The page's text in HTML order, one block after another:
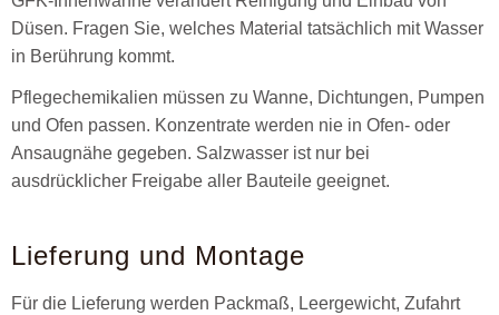
Düsen. Fragen Sie, welches Material tatsächlich mit Wasser
in Berührung kommt.
Pflegechemikalien müssen zu Wanne, Dichtungen, Pumpen
und Ofen passen. Konzentrate werden nie in Ofen- oder
Ansaugnähe gegeben. Salzwasser ist nur bei
ausdrücklicher Freigabe aller Bauteile geeignet.
Lieferung und Montage
Für die Lieferung werden Packmaß, Leergewicht, Zufahrt